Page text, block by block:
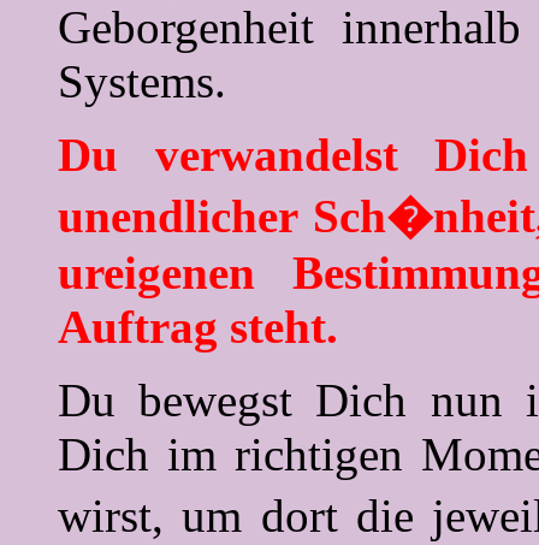
Geborgenheit
Systems.
Du verwandelst
unendlicher
ureigenen
Auftrag steht.
Du bewegst Dich nun
Dich im richtigen
wirst, um dort die